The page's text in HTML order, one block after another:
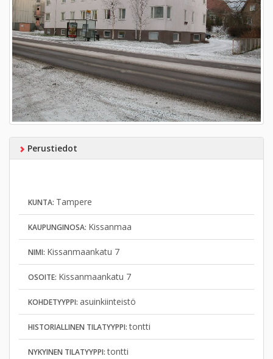
Perustiedot
KUNTA: Tampere
KAUPUNGINOSA: Kissanmaa
NIMI: Kissanmaankatu 7
OSOITE: Kissanmaankatu 7
KOHDETYYPPI: asuinkiinteistö
HISTORIALLINEN TILATYYPPI:tontti
NYKYINEN TILATYYPPI:tontti